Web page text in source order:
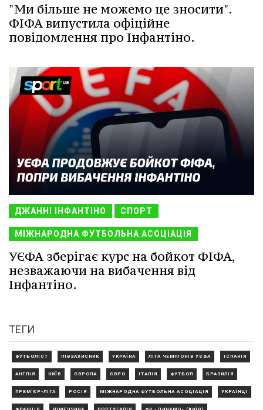
"Ми більше не можемо це зносити".
ФІФА випустила офіційне
повідомлення про Інфантіно.
ДЖАННІ ІНФАНТІНО СПОРТ
МІЖНАРОДНА ФУТБОЛЬНА АСОЦІАЦІЯ
УЄФА зберігає курс на бойкот ФІФА,
незважаючи на вибачення від
Інфантіно.
ТЕГИ
ФУТБОЛІСТ ПІВЗАХИСНИК УКРАЇНА ЛІГА ЧЕМПІОНІВ УЄФА ІСПАНІЯ
АНГЛІЯ КИЇВ ЄВРОПА ЄВРО ІТАЛІЯ ФУТБОЛ БРАЗИЛІЯ
ПРЕМ'ЄР-ЛІГА РОСІЯ МІЖНАРОДНА ФУТБОЛЬНА АСОЦІАЦІЯ УКРАЇНЦІ